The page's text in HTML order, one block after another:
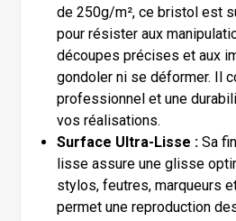
de 250g/m², ce bristol est
pour résister aux
découpes précises et aux
gondoler ni se déformer. Il
professionnel et une
vos réalisations.
Surface Ultra-Lisse : Sa
lisse assure une glisse
stylos, feutres, marqueurs
permet une reproduction